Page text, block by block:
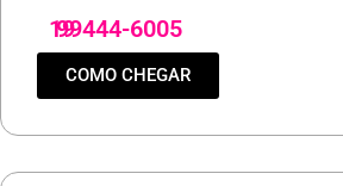
19
99444-6005
COMO CHEGAR